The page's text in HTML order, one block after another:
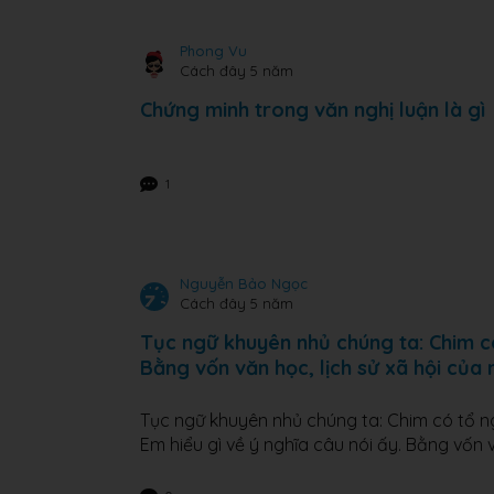
Phong Vu
Cách đây 5 năm
Chứng minh trong văn nghị luận là gì
1
Nguyễn Bảo Ngọc
Cách đây 5 năm
Tục ngữ khuyên nhủ chúng ta: Chim
Bằng vốn văn học, lịch sử xã hội của
Tục ngữ khuyên nhủ chúng ta: Chim có tổ
Em hiểu gì về ý nghĩa câu nói ấy. Bằng